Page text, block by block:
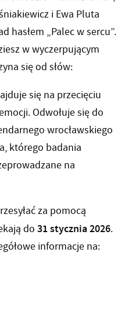
i Ewa Pluta
hasłem „Palec w sercu”.
w wyczerpującym
się od słów:
się na przecięciu
Odwołuje się do
wrocławskiego
którego badania
na
za pomocą
do 31 stycznia 2026.
informacje na: